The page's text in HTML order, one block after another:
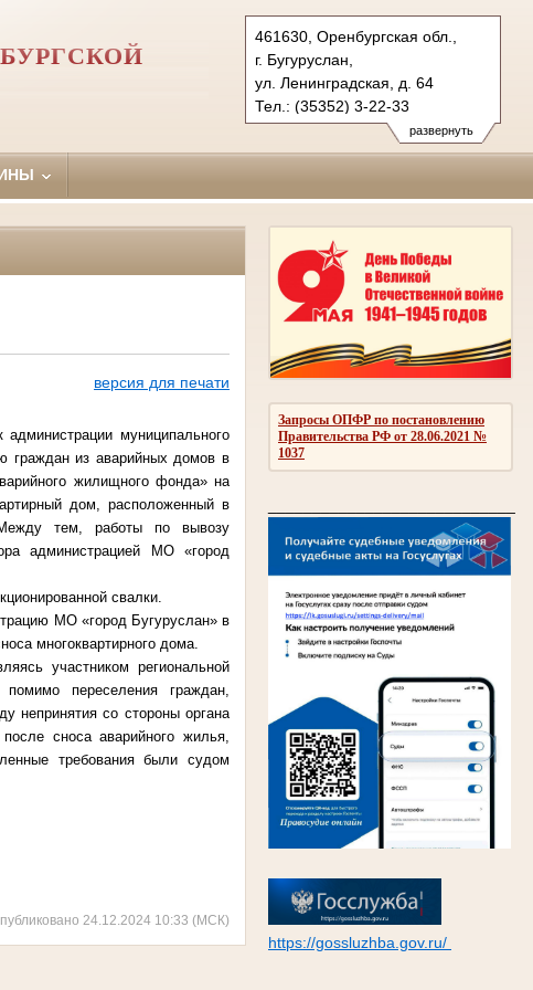
развернуть
461630, Оренбургская обл.,
г. Бугуруслан,
ул. Ленинградская, д. 64
Тел.: (35352) 3-22-33
buguruslansky.orb@sudrf.ru
Запросы ОПФР по постановлению
Правительства РФ от 28.06.2021 №
1037
https://gossluzhba.gov.ru/
версия для печати
муниципального
граждан из аварийных домов в
жилищного фонда» на
дом, расположенный в
Между тем, работы по вывозу
администрацией МО «город
свалки.
МО «город Бугуруслан» в
многоквартирного дома.
участником региональной
переселения граждан,
непринятия со стороны органа
сноса аварийного жилья,
требования были судом
24.12.2024 10:33 (МСК)